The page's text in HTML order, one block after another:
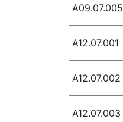
А09.07.005
А12.07.001
А12.07.002
А12.07.003